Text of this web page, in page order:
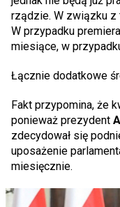
rządzie. W związku z
W przypadku
miesiące, w
Łącznie dodatkowe
Fakt przypomina, że
ponieważ prezydent
zdecydował się
uposażenie
miesięcznie.